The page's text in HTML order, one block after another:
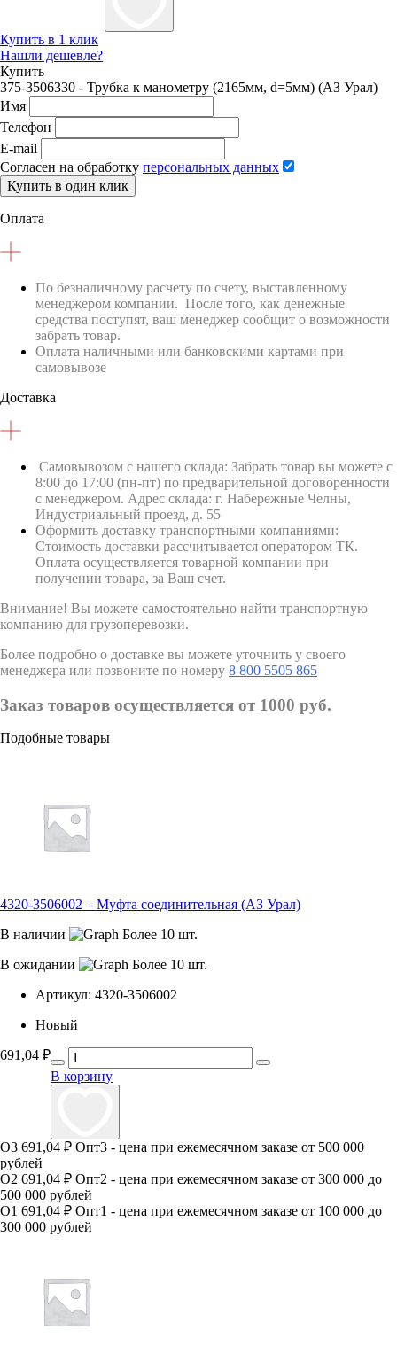
Купить в 1 клик
Нашли дешевле?
Купить
375-3506330 - Трубка к манометру (2165мм, d=5мм) (АЗ Урал)
Имя
Телефон
E-mail
Согласен на обработку персональных данных
Купить в один клик
Оплата
По безналичному расчету по счету, выставленному
менеджером компании. После того, как денежные
средства поступят, ваш менеджер сообщит о возможности
забрать товар.
Оплата наличными или банковскими картами при
самовывозе
Доставка
Самовывозом с нашего склада: Забрать товар вы можете с
8:00 до 17:00 (пн-пт) по предварительной договоренности
с менеджером. Адрес склада: г. Набережные Челны,
Индустриальный проезд, д. 55
Оформить доставку транспортными компаниями:
Стоимость доставки рассчитывается оператором ТК.
Оплата осуществляется товарной компании при
получении товара, за Ваш счет.
Внимание! Вы можете самостоятельно найти транспортную
компанию для грузоперевозки.
Более подробно о доставке вы можете уточнить у своего
менеджера или позвоните по номеру 8 800 5505 865
Заказ товаров осуществляется от 1000 руб.
Подобные товары
4320-3506002 – Муфта соединительная (АЗ Урал)
В наличии
Более 10 шт.
В ожидании
Более 10 шт.
Артикул: 4320-3506002
Новый
691,04 ₽
В корзину
О3 691,04 ₽ Опт3 - цена при ежемесячном заказе от 500 000
рублей
О2 691,04 ₽ Опт2 - цена при ежемесячном заказе от 300 000 до
500 000 рублей
О1 691,04 ₽ Опт1 - цена при ежемесячном заказе от 100 000 до
300 000 рублей